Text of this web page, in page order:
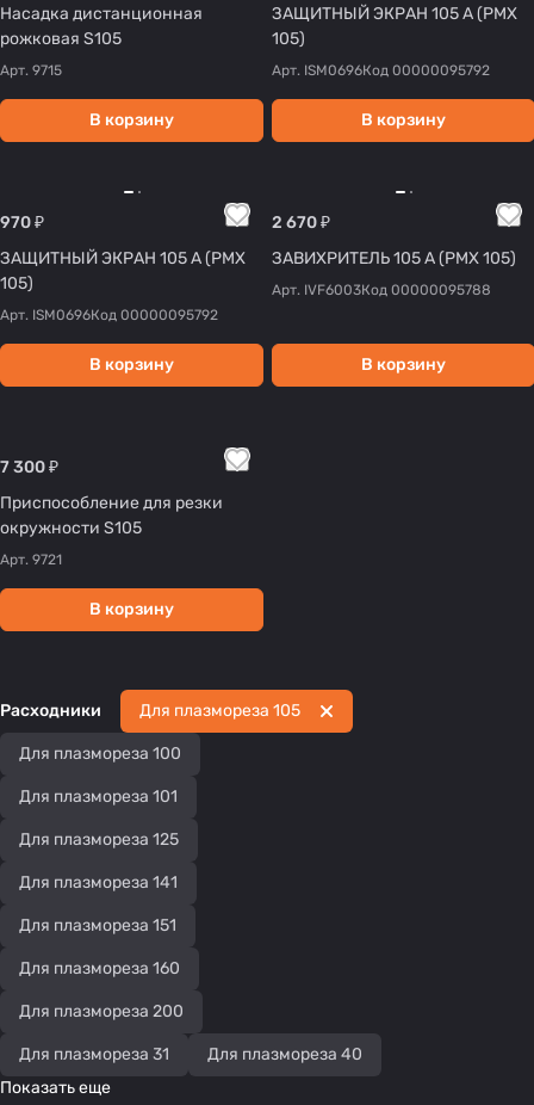
Насадка дистанционная
рожковая S105
Арт. 9715
В корзину
ЗАЩИТНЫЙ ЭКРАН 105 А (PMX
105)
Арт. ISM0696Код 00000095792
В корзину
970 ₽
ЗАЩИТНЫЙ ЭКРАН 105 А (PMX
105)
Арт. ISM0696Код 00000095792
В корзину
2 670 ₽
ЗАВИХРИТЕЛЬ 105 А (PMX 105)
Арт. IVF6003Код 00000095788
В корзину
7 300 ₽
Приспособление для резки
окружности S105
Арт. 9721
В корзину
Расходники
Для плазмореза 100
Для плазмореза 101
Для плазмореза 105
Для плазмореза 125
Для плазмореза 141
Для плазмореза 151
Для плазмореза 160
Для плазмореза 200
Для плазмореза 31
Для плазмореза 40
Показать еще